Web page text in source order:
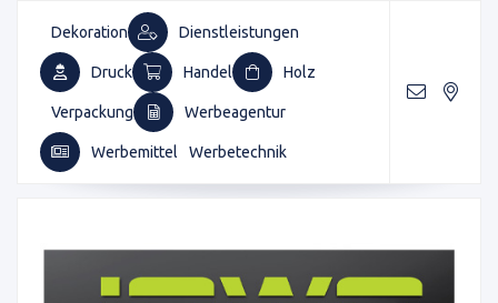
Dekoration Dienstleistungen
Druck Handel Holz
Verpackung Werbeagentur
Werbemittel Werbetechnik